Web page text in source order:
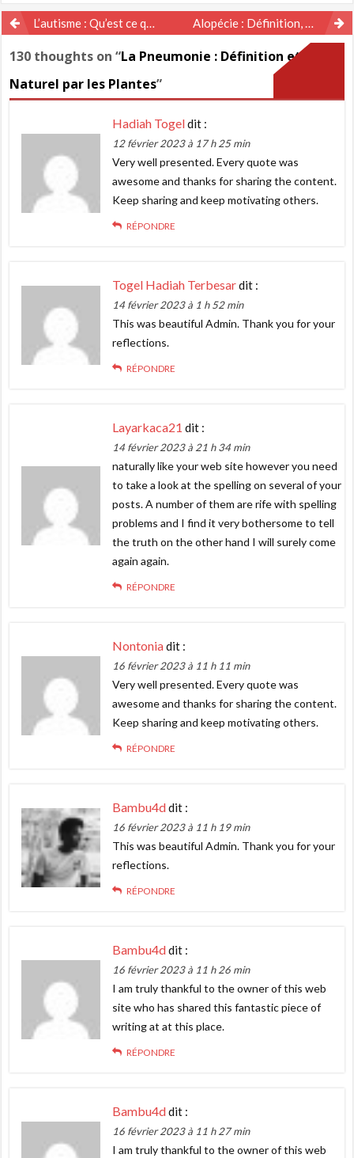
Navigation
de
l’article
L’autisme : Qu’est ce que c’est ? Causes et Traitement Naturel Alopécie : Définition, Causes et Remède Naturel
130 thoughts on “La Pneumonie : Définition et Soin
Naturel par les Plantes”
Hadiah Togeldit :
12 février 2023 à 17 h 25 min
Very well presented. Every quote was
awesome and thanks for sharing the content.
Keep sharing and keep motivating others.
RÉPONDRE
Togel Hadiah Terbesardit :
14 février 2023 à 1 h 52 min
This was beautiful Admin. Thank you for your
reflections.
RÉPONDRE
Layarkaca21 dit :
14 février 2023 à 21 h 34 min
naturally like your web site however you need
to take a look at the spelling on several of your
posts. A number of them are rife with spelling
problems and I find it very bothersome to tell
the truth on the other hand I will surely come
again again.
RÉPONDRE
Nontoniadit :
16 février 2023 à 11 h 11 min
Very well presented. Every quote was
awesome and thanks for sharing the content.
Keep sharing and keep motivating others.
RÉPONDRE
Bambu4ddit :
16 février 2023 à 11 h 19 min
This was beautiful Admin. Thank you for your
reflections.
RÉPONDRE
Bambu4ddit :
16 février 2023 à 11 h 26 min
I am truly thankful to the owner of this web
site who has shared this fantastic piece of
writing at at this place.
RÉPONDRE
Bambu4ddit :
16 février 2023 à 11 h 27 min
I am truly thankful to the owner of this web